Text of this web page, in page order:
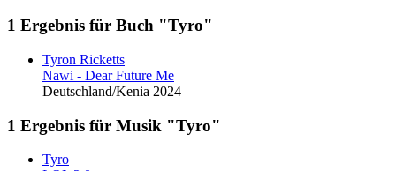
1 Ergebnis für Buch "Tyro"
Tyron Ricketts
Nawi - Dear Future Me
Deutschland/Kenia 2024
1 Ergebnis für Musik "Tyro"
Tyro